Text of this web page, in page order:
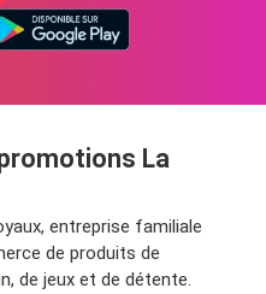
La
entreprise familiale
de produits de
de jeux et de détente.